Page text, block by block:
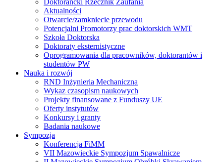
Doktorancki Rzecznik Zaufania
Aktualności
Otwarcie/zamkniecie przewodu
Potencjalni Promotorzy prac doktorskich WMT
Szkoła Doktorska
Doktoraty eksternistyczne
Oprogramowania dla pracowników, doktorantów i
studentów PW
Nauka i rozwój
RND Inżynieria Mechaniczna
Wykaz czasopism naukowych
Projekty finansowane z Funduszy UE
Oferty instytutów
Konkursy i granty
Badania naukowe
Sympozja
Konferencja FiMM
VII Mazowieckie Sympozjum Spawalnicze